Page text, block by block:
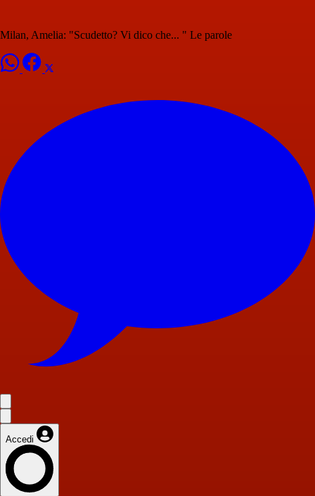
Milan, Amelia: "Scudetto? Vi dico che... " Le parole
Accedi